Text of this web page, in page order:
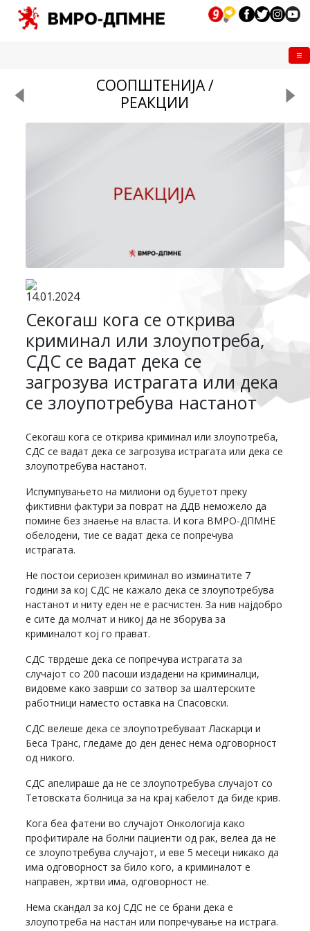
СООПШТЕНИЈА /
РЕАКЦИИ
14.01.2024
Секогаш кога се открива
криминал или злоупотреба,
СДС се вадат дека се
загрозува истрагата или дека
се злоупотребува настанот
Секогаш кога се открива криминал или злоупотреба,
СДС се вадат дека се загрозува истрагата или дека се
злоупотребува настанот.
Испумпувањето на милиони од буџетот преку
фиктивни фактури за поврат на ДДВ неможело да
помине без знаење на власта. И кога ВМРО-ДПМНЕ
обелодени, тие се вадат дека се попречува
истрагата.
Не постои сериозен криминал во изминатите 7
години за кој СДС не кажало дека се злоупотребува
настанот и ниту еден не е расчистен. За нив најдобро
е сите да молчат и никој да не зборува за
криминалот кој го прават.
СДС тврдеше дека се попречува истрагата за
случајот со 200 пасоши издадени на криминалци,
видовме како заврши со затвор за шалтерските
работници наместо оставка на Спасовски.
СДС велеше дека се злоупотребуваат Ласкарци и
Беса Транс, гледаме до ден денес нема одговорност
од никого.
СДС апелираше да не се злоупотребува случајот со
Тетовската болница за на крај кабелот да биде крив.
Кога беа фатени во случајот Онкологија како
профитирале на болни пациенти од рак, велеа да не
се злоупотребува случајот, и еве 5 месеци никако да
има одговорност за било кого, а криминалот е
направен, жртви има, одговорност не.
Нема скандал за кој СДС не се брани дека е
злоупотреба на настан или попречување на истрага.